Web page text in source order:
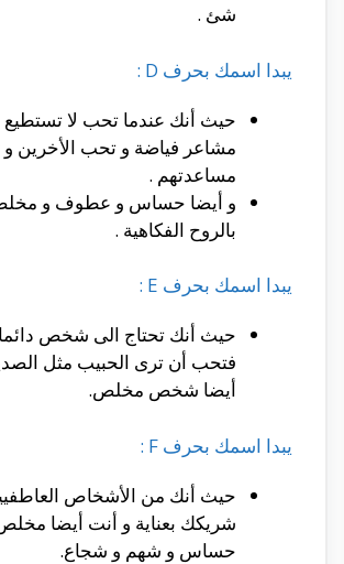
شئ .
يبدا اسمك بحرف D :
حيث أنك عندما تحب لا تستطيع
مشاعر فياضة و تحب الأخرين
مساعدتهم .
و أيضا حساس و عطوف و مخلص
بالروح الفكاهية .
يبدا اسمك بحرف E :
حيث أنك تحتاج الى شخص
فتحب أن ترى الحبيب مثل
أيضا شخص مخلص.
يبدا اسمك بحرف F :
حيث أنك من الأشخاص
شريكك بعناية و أنت أيضا
حساس و شهم و شجاع.